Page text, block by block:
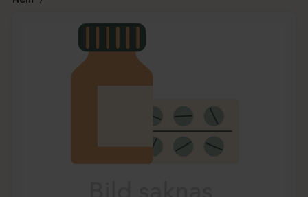
Lista: . Innehåller 1 objekt.